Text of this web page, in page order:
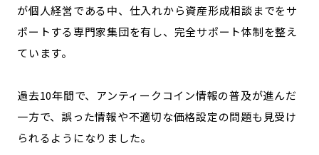
が個人経営である中、仕入れから資産形成相談までをサ
ポートする専門家集団を有し、完全サポート体制を整え
ています。
過去10年間で、アンティークコイン情報の普及が進んだ
一方で、誤った情報や不適切な価格設定の問題も見受け
られるようになりました。